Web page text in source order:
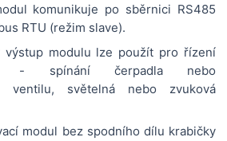
komunikuje po sběrnici RS485
RTU (režim slave).
výstup modulu lze použít pro řízení
- spínání čerpadla nebo
ventilu, světelná nebo zvuková
modul bez spodního dílu krabičky